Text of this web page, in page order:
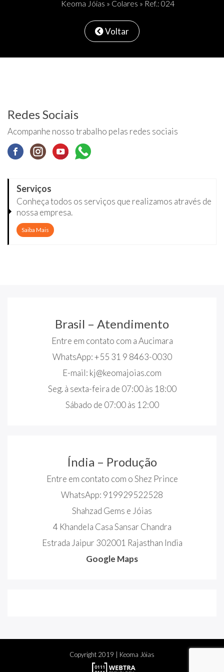
Keoma Jóias » Colares » Ref.: 024
Voltar
Redes Sociais
Acompanhe nosso trabalho pelas redes sociais
Serviços
Conheça todos os serviços que realizamos através de
nossa empresa.
Saiba Mais
Brasil – Atendimento
Entre em contato com a Aucimara
WhatsApp: +55 31 9 8463-0030
E-mail: kj@keomajoias.com
Seg. à sexta-feira de 07:00 às 18:00
Sábado de 07:00 às 12:00
Índia – Produção
Entre em contato com o Shez Prince
WhatsApp: 919929522528
Shahzad Gems e Jóias
4 Khandela Casa Sansar Chandra
Estrada Jaipur 302001 Rajasthan India
Google Maps
Copyright 2019 | Keoma Jóias